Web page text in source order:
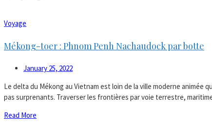
Voyage
Mékong-toer : Phnom Penh Nachaudock par botte
January 25, 2022
Le delta du Mékong au Vietnam est loin de la ville moderne animée
pas surprenants. Traverser les frontières par voie terrestre,
Read More